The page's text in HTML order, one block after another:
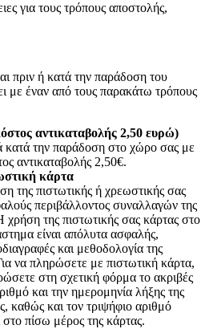
για τους τρόπους αποστολής,
πριν ή κατά την παράδοση του
με έναν από τους παρακάτω τρόπους
αντικαταβολής 2,50 ευρώ)
κατά την παράδοση στο χώρο σας με
αντικαταβολής 2,50€.
κάρτα
της πιστωτικής ή χρεωστικής σας
περιβάλλοντος συναλλαγών της
της πιστωτικής σας κάρτας στο
είναι απόλυτα ασφαλής,
και μεθοδολογία της
να πληρώσετε με πιστωτική κάρτα,
στη σχετική φόρμα το ακριβές
και την ημερομηνία λήξης της
καθώς και τον τριψήφιο αριθμό
πίσω μέρος της κάρτας.